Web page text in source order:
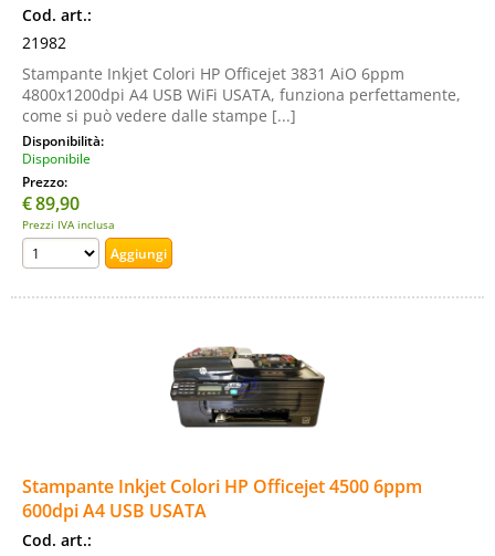
Cod. art.:
21982
Stampante Inkjet Colori HP Officejet 3831 AiO 6ppm
4800x1200dpi A4 USB WiFi USATA, funziona perfettamente,
come si può vedere dalle stampe [...]
Disponibilità:
Disponibile
Prezzo:
€89,90
Prezzi IVA inclusa
Stampante Inkjet Colori HP Officejet 4500 6ppm
600dpi A4 USB USATA
Cod. art.: